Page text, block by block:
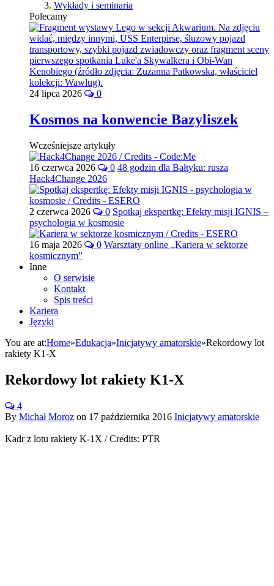
Wykłady i seminaria
Polecamy
24 lipca 2026 0
Kosmos na konwencie Bazyliszek
Wcześniejsze artykuły
16 czerwca 2026 0 48 godzin dla Bałtyku: rusza
Hack4Change 2026
2 czerwca 2026 0 Spotkaj ekspertkę: Efekty misji IGNIS –
psychologia w kosmosie
16 maja 2026 0 Warsztaty online „Kariera w sektorze
kosmicznym”
Inne
O serwisie
Kontakt
Spis treści
Kariera
Języki
You are at:Home»Edukacja»Inicjatywy amatorskie»Rekordowy lot
rakiety K1-X
Rekordowy lot rakiety K1-X
4
By Michał Moroz on 17 października 2016 Inicjatywy amatorskie
Kadr z lotu rakiety K-1X / Credits: PTR